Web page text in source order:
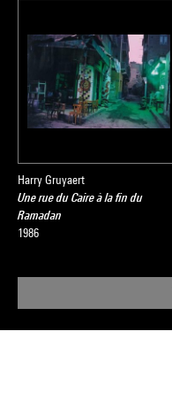
Harry Gruyaert
Une rue du Caire à la fin du
Ramadan
1986